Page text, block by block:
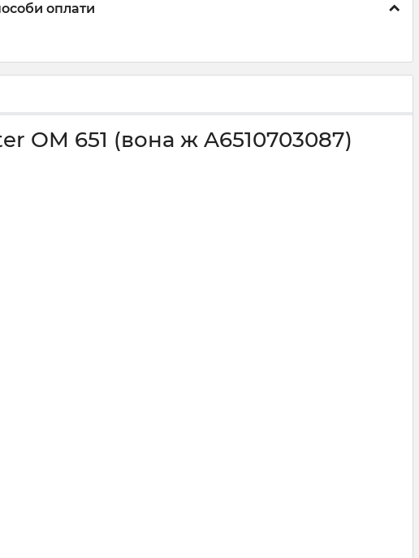
оплати
OM 651 (вона ж A6510703087)